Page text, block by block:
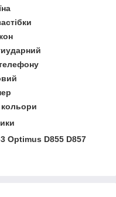
кольори
Optimus D855 D857